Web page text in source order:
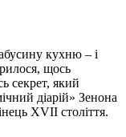
кухню – і
щось
секрет, який
діарій» Зенона
XVII століття.